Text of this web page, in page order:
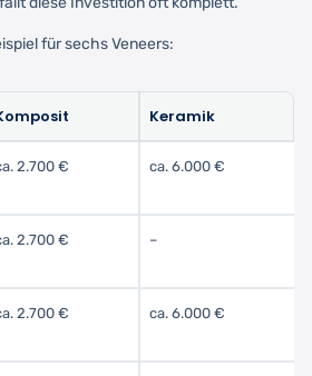
für sechs Veneers:
Keramik
2.700 € ca. 6.000 €
2.700 € –
2.700 € ca. 6.000 €